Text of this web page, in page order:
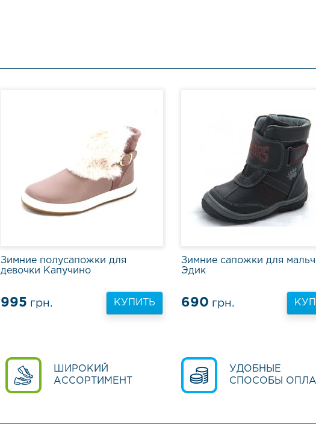
Зимние полусапожки для
девочки Капучино
995 грн. КУПИТЬ
Зимние сапожки для
Эдик
690 грн.
ШИРОКИЙ
АССОРТИМЕНТ
УДОБНЫЕ
СПОСОБЫ